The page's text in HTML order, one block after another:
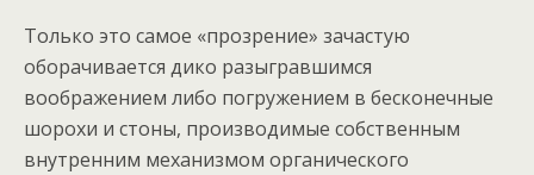
Только это самое «прозрение» зачастую
оборачивается дико разыгравшимся
воображением либо погружением в бесконечные
шорохи и стоны, производимые собственным
внутренним механизмом органического